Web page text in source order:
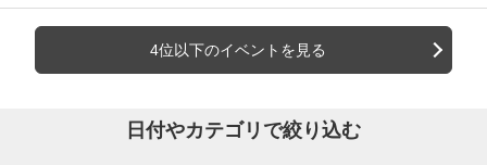
4位以下のイベントを見る
日付やカテゴリで絞り込む